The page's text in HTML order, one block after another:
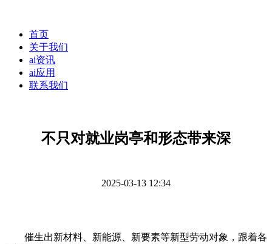
首页
关于我们
ai资讯
ai应用
联系我们
不只对就业岗亭和形态带来深
2025-03-13 12:34
催生出新材料、新能源、新要素等新型劳动对象，跟着各